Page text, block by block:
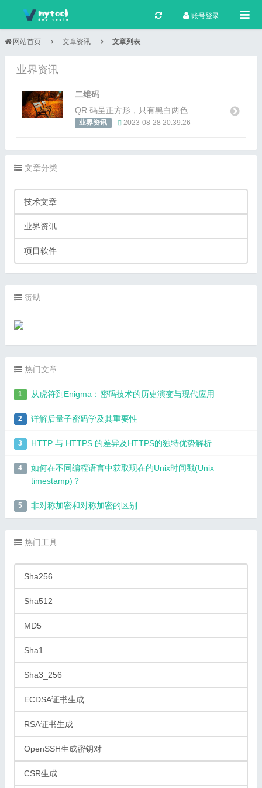
账号登录
网站首页 文章资讯 文章列表
业界资讯
二维码
QR 码呈正方形，只有黑白两色
业界资讯 2023-08-28 20:39:26
文章分类
技术文章
业界资讯
项目软件
赞助
热门文章
1 从虎符到Enigma：密码技术的历史演变与现代应用
2 详解后量子密码学及其重要性
3 HTTP 与 HTTPS 的差异及HTTPS的独特优势解析
4
如何在不同编程语言中获取现在的Unix时间戳(Unix
timestamp)？
5 非对称加密和对称加密的区别
热门工具
Sha256
Sha512
MD5
Sha1
Sha3_256
ECDSA证书生成
RSA证书生成
OpenSSH生成密钥对
CSR生成